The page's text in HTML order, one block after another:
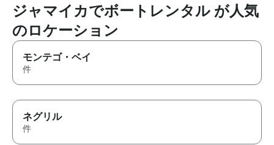
understanding, and so easy to
communicate with throughout
the booking process, which
made everything completely
stress free. The crew were
absolutely perfect,
made sure every detail was
again and again. I couldn’t
my drink of
arranging
videographer,
experience
beautifully
way, and the
stops we
ジャマイカでボートレンタル が人気
のロケーション
モンテゴ・ベイ
件
ネグリル
件